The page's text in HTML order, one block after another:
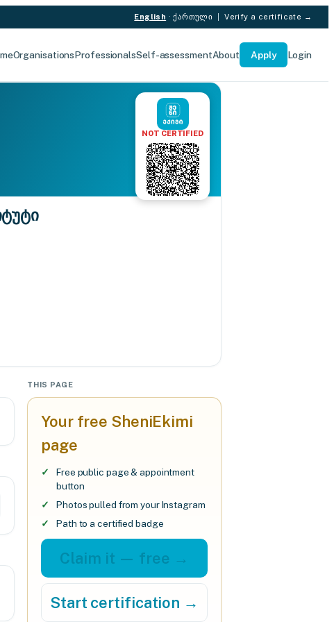
English ·ქართული |Verify a certificate →
OrganisationsProfessionalsSelf-assessmentAbout Apply Login
NOT CERTIFIED
THIS PAGE
Your free SheniEkimi
page
Free public page & appointment
button
Photos pulled from your Instagram
Path to a certified badge
Claim it — free →
Start certification →